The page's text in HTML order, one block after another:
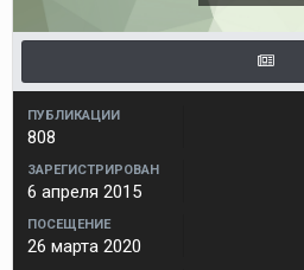
ПУБЛИКАЦИИ
808
ЗАРЕГИСТРИРОВАН
6 апреля 2015
ПОСЕЩЕНИЕ
26 марта 2020